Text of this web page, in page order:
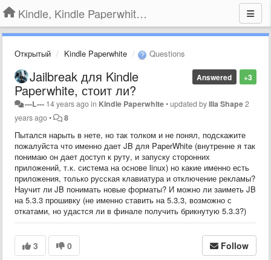
Kindle, Kindle Paperwhite, Kindle Voyage
Открытый Kindle Paperwhite Questions
+3
Answered
Jailbreak для Kindle
Paperwhite, стоит ли?
---L--- 14 years agoin Kindle Paperwhite•updated byIlia Shape2
years ago• 8
Пытался нарыть в нете, но так толком и не понял, подскажите
пожалуйста что именно дает JB для PaperWhite (внутренне я так
понимаю он дает доступ к руту, и запуску сторонних
приложений, т.к. система на основе linux) но какие именно есть
приложения, только русская клавиатура и отключение рекламы?
Научит ли JB понимать новые форматы? И можно ли заиметь JB
на 5.3.3 прошивку (не именно ставить на 5.3.3, возможно с
откатами, но удастся ли в финале получить брикнутую 5.3.3?)
3 0 Follow